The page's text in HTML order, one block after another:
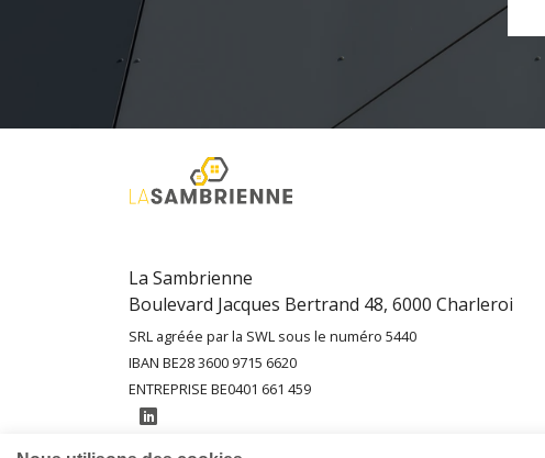
La Sambrienne
Boulevard Jacques Bertrand 48, 6000 Charleroi
SRL agréée par la SWL sous le numéro 5440
IBAN BE28 3600 9715 6620
ENTREPRISE BE0401 661 459